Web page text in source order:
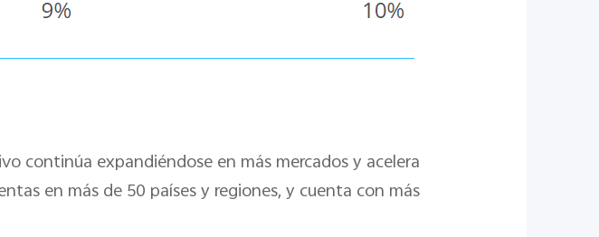
continúa expandiéndose en más mercados y acelera
en más de 50 países y regiones, y cuenta con más